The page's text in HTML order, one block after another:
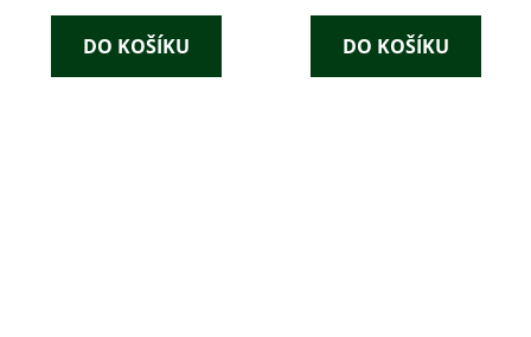
DO KOŠÍKU DO KOŠÍKU